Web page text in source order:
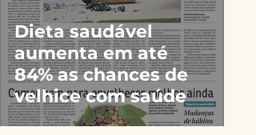
Dieta saudável
aumenta em até
84% as chances de
velhice com saúde